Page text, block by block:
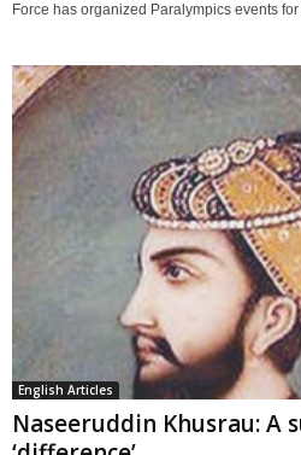
Force has organized Paralympics events
English Articles
Naseeruddin Khusrau: A